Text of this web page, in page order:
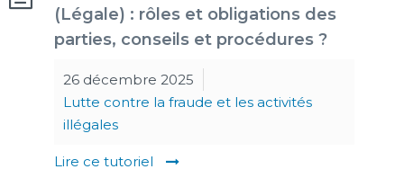
(Légale) : rôles et obligations des
parties, conseils et procédures ?
26 décembre 2025
Lutte contre la fraude et les activités
illégales
Lire ce tutoriel